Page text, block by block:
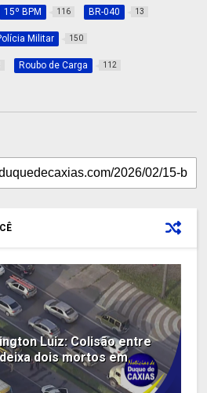
15º BPM 116 BR-040 13
Militar 150
Roubo de Carga 112
Luiz: Colisão entre
dois mortos em